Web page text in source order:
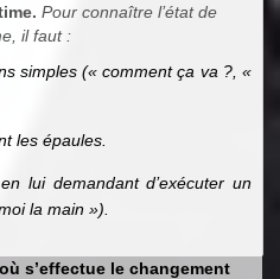
Pour connaître l’état de
il faut :
simples (« comment ça va ?, «
les épaules.
lui demandant d’exécuter un
la main »).
s’effectue le changement